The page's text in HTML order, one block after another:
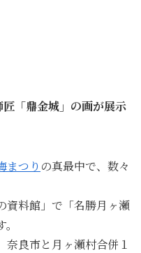
「鼎金城」の画が展示
まつり の真最中で、数々
料館」で「名勝月ヶ瀬
良市と月ヶ瀬村合併１